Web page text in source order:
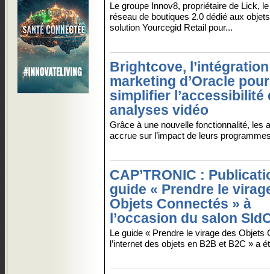
Le groupe Innov8, propriétaire de Lick,
réseau de boutiques 2.0 dédié aux
solution Yourcegid Retail pour...
Brightcove,
marketing d’Oracle pour
simplifier l’accessibilité
analyses vidéo
Grâce à une nouvelle fonctionnalité, les
accrue sur l’impact de leurs
CAP’TRONIC :
guide « Prendre le
Objets Connectés » à
l’occasion du salon
Le guide « Prendre le virage des
l’internet des objets en B2B et B2C » a